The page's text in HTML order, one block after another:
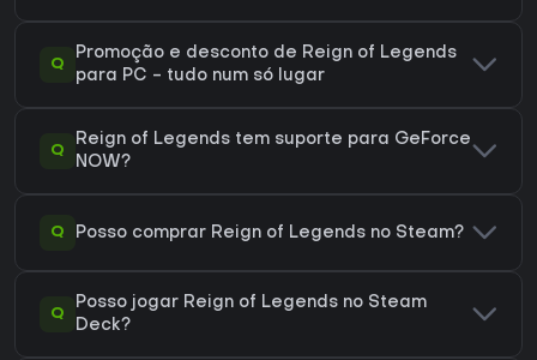
Q
Promoção e desconto de Reign of Legends
para PC - tudo num só lugar
Q
Reign of Legends tem suporte para GeForce
NOW?
Q Posso comprar Reign of Legends no Steam?
Q
Posso jogar Reign of Legends no Steam
Deck?